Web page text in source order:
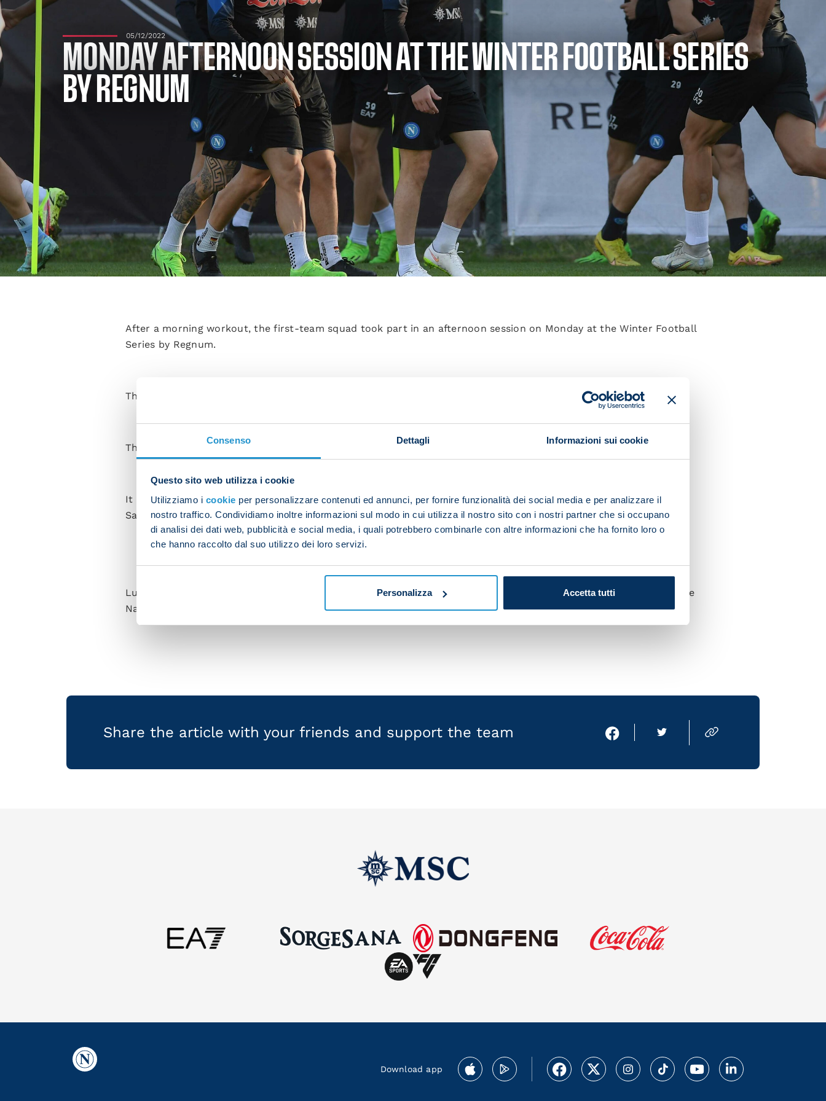
Consenso Dettagli Informazioni sui cookie
Questo sito web utilizza i cookie
Utilizziamo i cookie per personalizzare contenuti ed annunci, per fornire funzionalità dei social media e per analizzare il
nostro traffico. Condividiamo inoltre informazioni sul modo in cui utilizza il nostro sito con i nostri partner che si occupano
di analisi dei dati web, pubblicità e social media, i quali potrebbero combinarle con altre informazioni che ha fornito loro o
che hanno raccolto dal suo utilizzo dei loro servizi.
Personalizza Accetta tutti
05/12/2022
MONDAY AFTERNOON SESSION AT THE WINTER FOOTBALL SERIES
BY REGNUM
After a morning workout, the first-team squad took part in an afternoon session on Monday at the Winter Football
Series by Regnum.
The session kicked off with some activation work and rondos.
There was then a match with five mini goals followed by technical drills focused on target practice.
It was rounded off with a small-sided game. Amir Rrahmani trained individually in the swimming pool, while
Salvatore Sirigu worked on his own on the pitch.
Luciano Spalletti got to spend time with Ali Safak Ozturk, the owner of Regnum during the session, which is where
Napoli are staying for the training camp. The boss was thrilled to give Ozturk a personalised Napoli jersey.
Share the article with your friends and support the team
Download app